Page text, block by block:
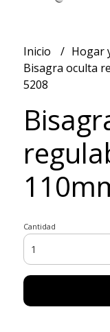
Inicio Hogar
Bisagra oculta
5208
Cantidad